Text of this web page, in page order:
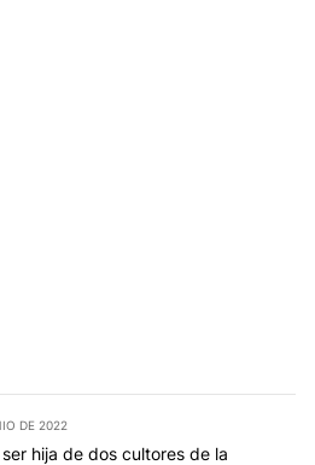
DE 2022
hija de dos cultores de la